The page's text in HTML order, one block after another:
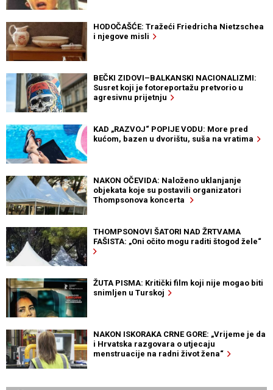
HODOČAŠĆE: Tražeći Friedricha Nietzschea
i njegove misli
BEČKI ZIDOVI–BALKANSKI NACIONALIZMI:
Susret koji je fotoreportažu pretvorio u
agresivnu prijetnju
KAD „RAZVOJ“ POPIJE VODU: More pred
kućom, bazen u dvorištu, suša na vratima
NAKON OČEVIDA: Naloženo uklanjanje
objekata koje su postavili organizatori
Thompsonova koncerta
THOMPSONOVI ŠATORI NAD ŽRTVAMA
FAŠISTA: „Oni očito mogu raditi štogod žele“
ŽUTA PISMA: Kritički film koji nije mogao biti
snimljen u Turskoj
NAKON ISKORAKA CRNE GORE: „Vrijeme je da
i Hrvatska razgovara o utjecaju
menstruacije na radni život žena“